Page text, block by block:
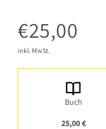
€25,00
inkl. MwSt.
Buch
25,00 €